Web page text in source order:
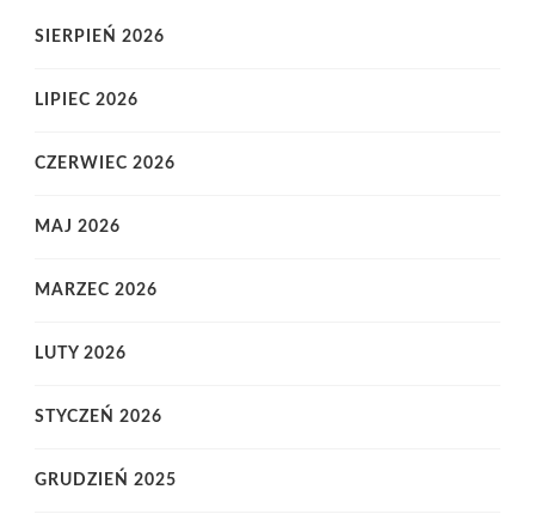
SIERPIEŃ 2026
LIPIEC 2026
CZERWIEC 2026
MAJ 2026
MARZEC 2026
LUTY 2026
STYCZEŃ 2026
GRUDZIEŃ 2025